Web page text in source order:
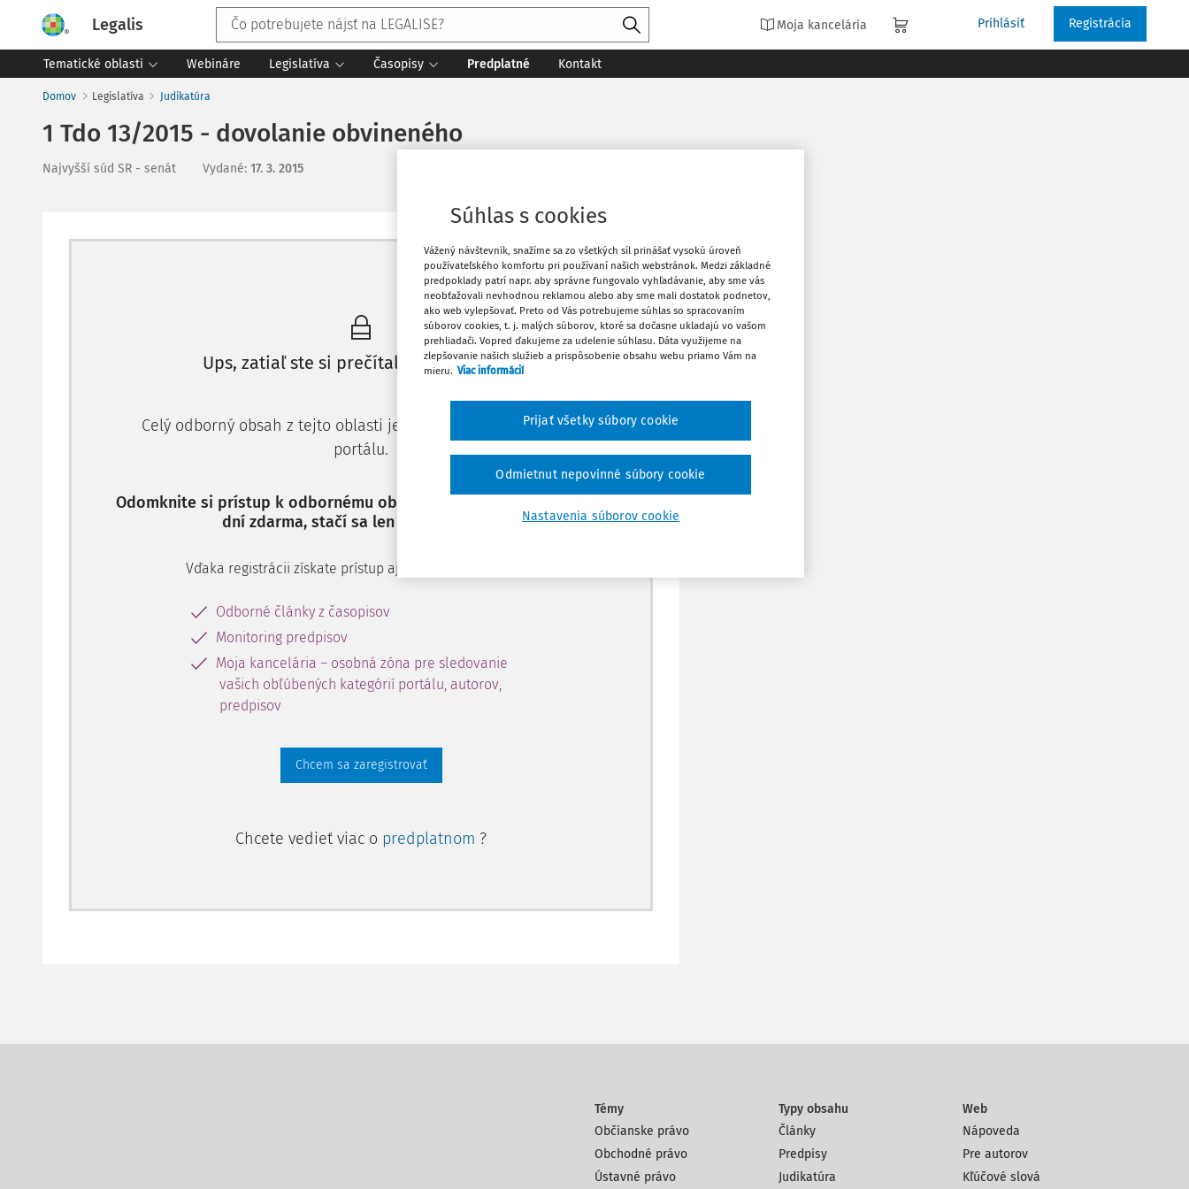
Legalis Moja kancelária Prihlásiť Registrácia
Tematické oblasti Webináre Legislatíva Časopisy Predplatné Kontakt
Domov Legislatíva Judikatúra
1 Tdo 13/2015 - dovolanie obvineného
Najvyšší súd SR - senát Vydané: 17. 3. 2015
Máte predplatné? Prihláste sa
Ups, zatiaľ ste si prečítali len začiatok...
Celý odborný obsah z tejto oblasti je dostupný predplatiteľom
portálu.
Odomknite si prístup k odbornému obsahu a získajte prístup na 10
dní zdarma, stačí sa len zaregistrovať.
Vďaka registrácii získate prístup aj k vybranému obsahu:
Odborné články z časopisov
Monitoring predpisov
Moja kancelária – osobná zóna pre sledovanie
vašich obľúbených kategórií portálu, autorov,
predpisov
Chcem sa zaregistrovať
Chcete vedieť viac o predplatnom ?
Vytlačiť
Obľúbené
Stiahnuť
Témy
Občianske právo
Obchodné právo
Ústavné právo
Typy obsahu
Články
Predpisy
Judikatúra
Web
Nápoveda
Pre autorov
Kľúčové slová
Súhlas s cookies
Vážený návštevník, snažíme sa zo všetkých síl prinášať vysokú úroveň
používateľského komfortu pri používaní našich webstránok. Medzi základné
predpoklady patrí napr. aby správne fungovalo vyhľadávanie, aby sme vás
neobťažovali nevhodnou reklamou alebo aby sme mali dostatok podnetov,
ako web vylepšovať. Preto od Vás potrebujeme súhlas so spracovaním
súborov cookies, t. j. malých súborov, ktoré sa dočasne ukladajú vo vašom
prehliadači. Vopred ďakujeme za udelenie súhlasu. Dáta využijeme na
zlepšovanie našich služieb a prispôsobenie obsahu webu priamo Vám na
mieru. Viac informácií
Nastavenia súborov cookie
Odmietnut nepovinné súbory cookie
Prijať všetky súbory cookie